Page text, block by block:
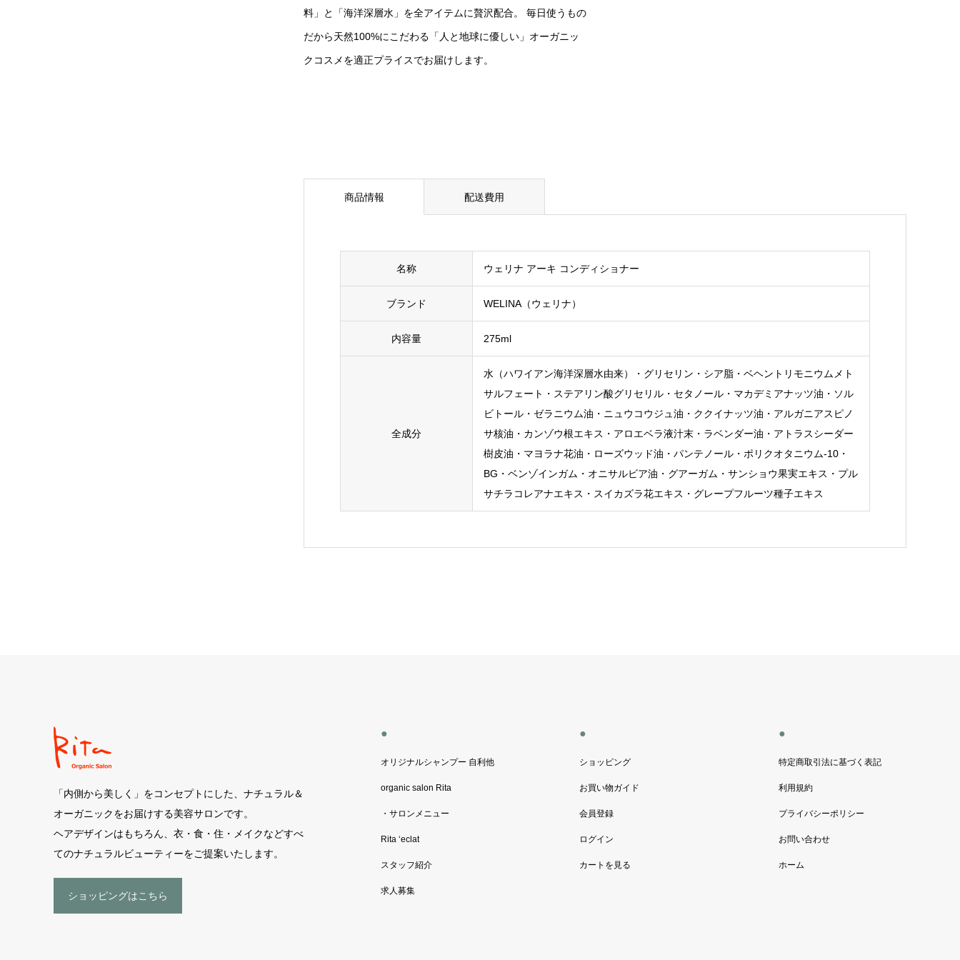
料」と「海洋深層水」を全アイテムに贅沢配合。 毎日使うもの
だから天然100%にこだわる「人と地球に優しい」オーガニッ
クコスメを適正プライスでお届けします。
商品情報 配送費用
名称 ウェリナ アーキ コンディショナー
ブランド WELINA（ウェリナ）
内容量 275ml
全成分
水（ハワイアン海洋深層水由来）・グリセリン・シア脂・ベヘントリモニウムメト
サルフェート・ステアリン酸グリセリル・セタノール・マカデミアナッツ油・ソル
ビトール・ゼラニウム油・ニュウコウジュ油・ククイナッツ油・アルガニアスピノ
サ核油・カンゾウ根エキス・アロエベラ液汁末・ラベンダー油・アトラスシーダー
樹皮油・マヨラナ花油・ローズウッド油・パンテノール・ポリクオタニウム-10・
BG・ベンゾインガム・オニサルビア油・グアーガム・サンショウ果実エキス・プル
サチラコレアナエキス・スイカズラ花エキス・グレープフルーツ種子エキス
「内側から美しく」をコンセプトにした、ナチュラル＆
オーガニックをお届けする美容サロンです。
ヘアデザインはもちろん、衣・食・住・メイクなどすべ
てのナチュラルビューティーをご提案いたします。
ショッピングはこちら
●
オリジナルシャンプー 自利他
organic salon Rita
・サロンメニュー
Rita ‘eclat
スタッフ紹介
求人募集
●
ショッピング
お買い物ガイド
会員登録
ログイン
カートを見る
●
特定商取引法に基づく表記
利用規約
プライバシーポリシー
お問い合わせ
ホーム